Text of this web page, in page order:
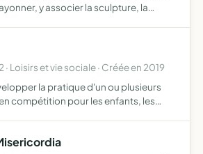
y associer la sculpture, la
Loisirs et vie sociale · Créée en 2019
la pratique d'un ou plusieurs
compétition pour les enfants, les